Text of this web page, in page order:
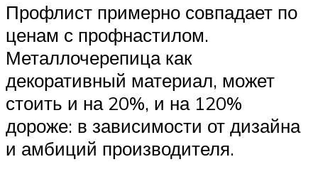
Профлист примерно совпадает по
ценам с профнастилом.
Металлочерепица как
декоративный материал, может
стоить и на 20%, и на 120%
дороже: в зависимости от дизайна
и амбиций производителя.